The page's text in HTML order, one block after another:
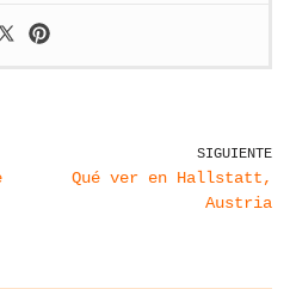
SIGUIENTE
Qué ver en Hallstatt,
Austria